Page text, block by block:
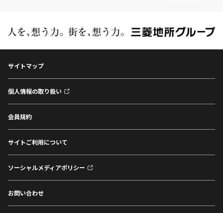
サイトマップ
個人情報の取り扱い
会員規約
サイトご利用について
ソーシャルメディアポリシー
お問い合わせ